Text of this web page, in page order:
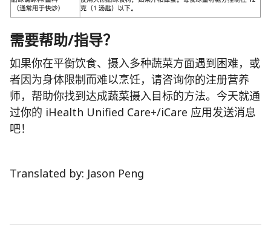
需要帮助/指导？
如果你在平衡饮食、摄入多种蔬菜方面遇到困难，或
者因为身体限制而难以烹饪，请咨询你的注册营养
师，帮助你找到达成蔬菜摄入目标的方法。今天就通
过你的 iHealth Unified Care+/iCare 应用发送消息
吧！
Translated by: Jason Peng